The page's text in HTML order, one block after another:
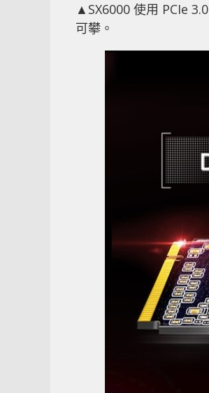
▲SX6000 使用 PCIe
可攀。